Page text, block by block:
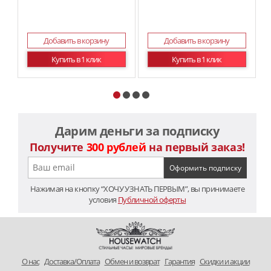
Добавить в корзину
Купить в 1 клик
Добавить в корзину
Купить в 1 клик
Дарим деньги за подписку
Получите 300 рублей на первый заказ!
Нажимая на кнопку “ХОЧУ УЗНАТЬ ПЕРВЫМ”, вы принимаете
условия Публичной оферты
O нас Доставка/Оплата Обмен и возврат Гарантия Скидки и акции